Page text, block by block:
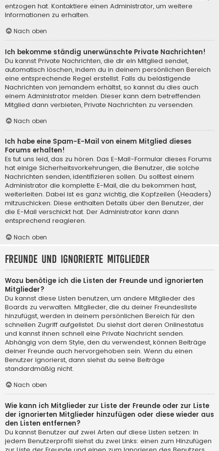
entzogen hat. Kontaktiere einen Administrator, um weitere
Informationen zu erhalten.
Nach oben
Ich bekomme ständig unerwünschte Private Nachrichten!
Du kannst Private Nachrichten, die dir ein Mitglied sendet,
automatisch löschen, indem du in deinem persönlichen Bereich
eine entsprechende Regel erstellst. Falls du belästigende
Nachrichten von jemandem erhältst, so kannst du dies auch
einem Administrator melden. Dieser kann dem betreffenden
Mitglied dann verbieten, Private Nachrichten zu versenden.
Nach oben
Ich habe eine Spam-E-Mail von einem Mitglied dieses
Forums erhalten!
Es tut uns leid, das zu hören. Das E-Mail-Formular dieses Forums
hat einige Sicherheitsvorkehrungen, die Benutzer, die solche
Nachrichten senden, identifizieren sollen. Du solltest einem
Administrator die komplette E-Mail, die du bekommen hast,
weiterleiten. Dabei ist es ganz wichtig, die Kopfzeilen (Headers)
mitzuschicken. Diese enthalten Details über den Benutzer, der
die E-Mail verschickt hat. Der Administrator kann dann
entsprechend reagieren.
Nach oben
Freunde und ignorierte Mitglieder
Wozu benötige ich die Listen der Freunde und ignorierten
Mitglieder?
Du kannst diese Listen benutzen, um andere Mitglieder des
Boards zu verwalten. Mitglieder, die du deiner Freundesliste
hinzufügst, werden in deinem persönlichen Bereich für den
schnellen Zugriff aufgelistet. Du siehst dort deren Onlinestatus
und kannst ihnen schnell eine Private Nachricht senden.
Abhängig von dem Style, den du verwendest, können Beiträge
deiner Freunde auch hervorgehoben sein. Wenn du einen
Benutzer ignorierst, dann siehst du seine Beiträge
standardmäßig nicht.
Nach oben
Wie kann ich Mitglieder zur Liste der Freunde oder zur Liste
der ignorierten Mitglieder hinzufügen oder diese wieder aus
den Listen entfernen?
Du kannst Benutzer auf zwei Arten auf diese Listen setzen: In
jedem Benutzerprofil siehst du zwei Links: einen zum Hinzufügen